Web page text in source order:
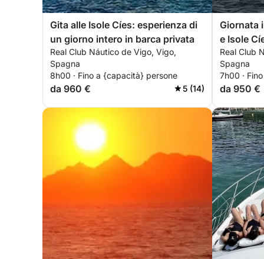
Gita alle Isole Cíes: esperienza di
un giorno intero in barca privata
Real Club Náutico de Vigo, Vigo,
Spagna
8h00 · Fino a {capacità} persone
da 960 € 5 (14)
Giornata
e Isole
Real Club
Spagna
7h00 ·
da 950 €